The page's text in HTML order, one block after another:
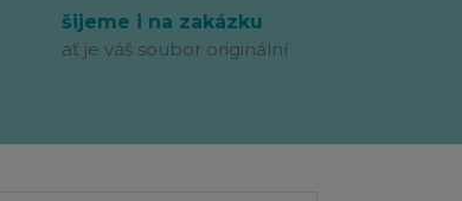
šijeme i na zakázku
ať je váš soubor originální